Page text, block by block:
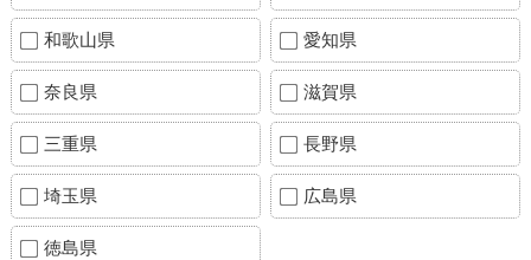
和歌山県 愛知県
奈良県 滋賀県
三重県 長野県
埼玉県 広島県
徳島県